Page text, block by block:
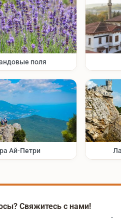
поля
Ай-Петри
Свяжитесь с нами!